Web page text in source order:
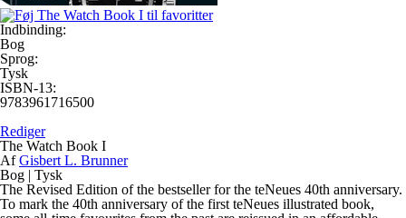
Indbinding:
Bog
Sprog:
Tysk
ISBN-13:
9783961716500
Rediger
The Watch Book I
AfGisbert L. Brunner
Bog | Tysk
The Revised Edition of the bestseller for the teNeues 40th anniversary.
To mark the 40th anniversary of the first teNeues illustrated book,